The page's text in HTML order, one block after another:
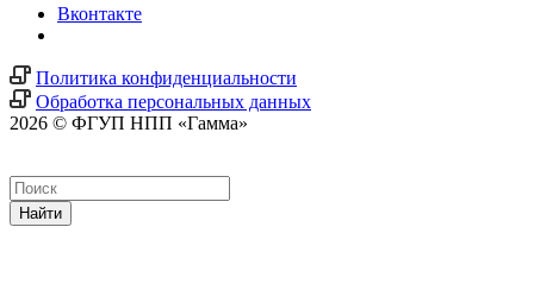
Вконтакте
Политика конфиденциальности
Обработка персональных данных
2026 © ФГУП НПП «Гамма»
Найти